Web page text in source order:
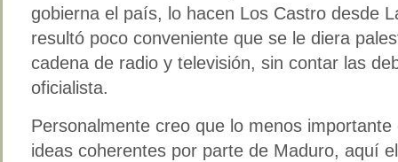
gobierna el país, lo hacen Los Castro desde
resultó poco conveniente que se le diera
cadena de radio y televisión, sin contar las
oficialista.
Personalmente creo que lo menos
ideas coherentes por parte de Maduro, aquí